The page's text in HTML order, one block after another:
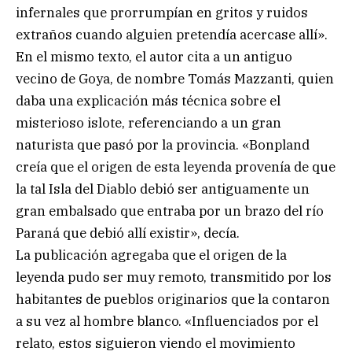
infernales que prorrumpían en gritos y ruidos
extraños cuando alguien pretendía acercase allí».
En el mismo texto, el autor cita a un antiguo
vecino de Goya, de nombre Tomás Mazzanti, quien
daba una explicación más técnica sobre el
misterioso islote, referenciando a un gran
naturista que pasó por la provincia. «Bonpland
creía que el origen de esta leyenda provenía de que
la tal Isla del Diablo debió ser antiguamente un
gran embalsado que entraba por un brazo del río
Paraná que debió allí existir», decía.
La publicación agregaba que el origen de la
leyenda pudo ser muy remoto, transmitido por los
habitantes de pueblos originarios que la contaron
a su vez al hombre blanco. «Influenciados por el
relato, estos siguieron viendo el movimiento